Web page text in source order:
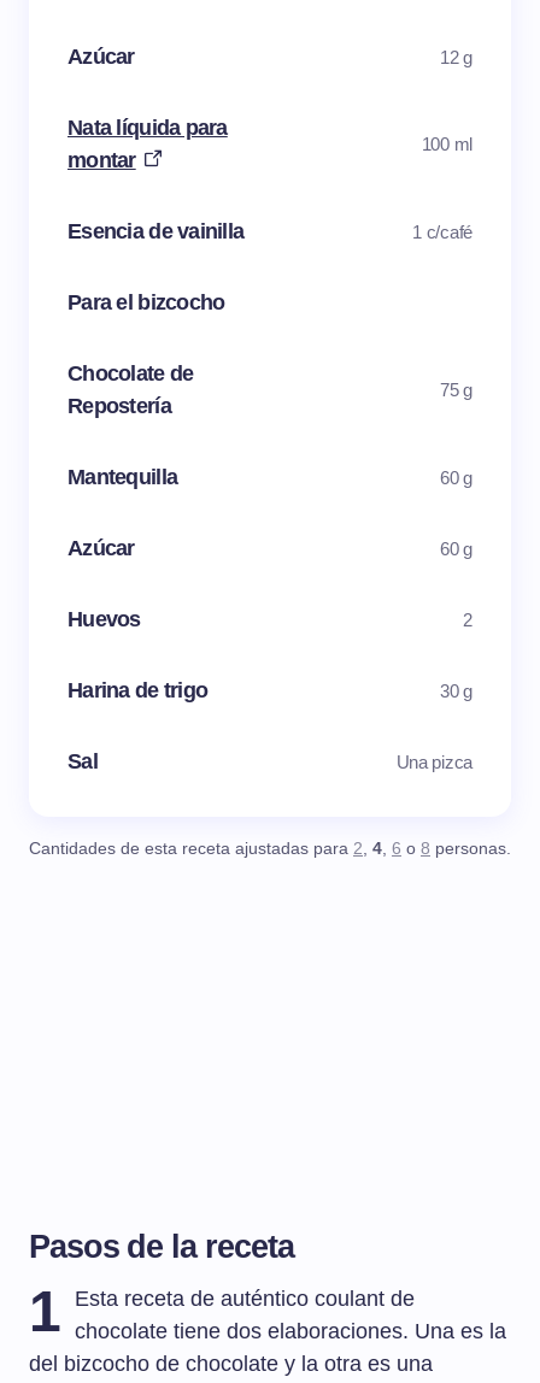
Azúcar 12 g
Nata líquida para
montar
100 ml
Esencia de vainilla 1 c/café
Para el bizcocho
Chocolate de
Repostería
75 g
Mantequilla 60 g
Azúcar 60 g
Huevos 2
Harina de trigo 30 g
Sal Una pizca
Cantidades de esta receta ajustadas para 2, 4, 6 o 8 personas.
Pasos de la receta
1
Esta receta de auténtico coulant de
chocolate tiene dos elaboraciones. Una es la
del bizcocho de chocolate y la otra es una